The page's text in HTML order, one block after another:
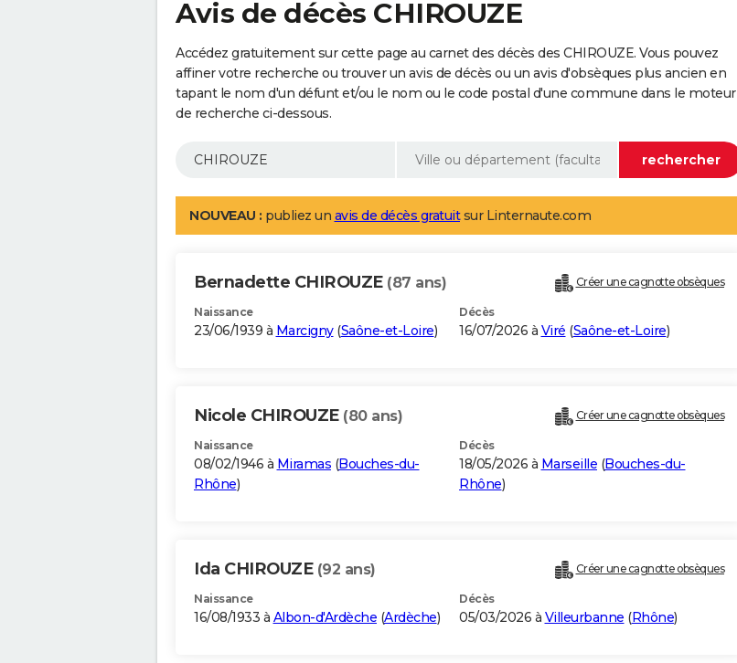
Avis de décès CHIROUZE
Accédez gratuitement sur cette page au carnet des décès des CHIROUZE. Vous pouvez
affiner votre recherche ou trouver un avis de décès ou un avis d'obsèques plus ancien en
tapant le nom d'un défunt et/ou le nom ou le code postal d'une commune dans le moteur
de recherche ci-dessous.
NOUVEAU : publiez un avis de décès gratuitsur Linternaute.com
Bernadette CHIROUZE (87 ans) Créer une cagnotte obsèques
Naissance
23/06/1939 à Marcigny(Saône-et-Loire)
Décès
16/07/2026 à Viré (Saône-et-Loire)
Nicole CHIROUZE (80 ans) Créer une cagnotte obsèques
Naissance
08/02/1946 à Miramas (Bouches-du-
Rhône)
Décès
18/05/2026 à Marseille (Bouches-du-
Rhône)
Ida CHIROUZE (92 ans) Créer une cagnotte obsèques
Naissance
16/08/1933 à Albon-d'Ardèche (Ardèche)
Décès
05/03/2026 à Villeurbanne (Rhône)